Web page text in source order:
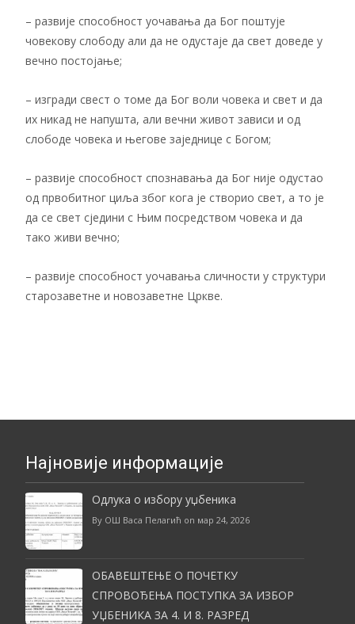
– развије способност уочавања да Бог поштује
човекову слободу али да не одустаје да свет доведе у
вечно постојање;
– изгради свест о томе да Бог воли човека и свет и да
их никад не напушта, али вечни живот зависи и од
слободе човека и његове заједнице с Богом;
– развије способност спознавања да Бог није одустао
од првобитног циља због кога је створио свет, а то је
да се свет сједини с Њим посредством човека и да
тако живи вечно;
– развије способност уочавања сличности у структури
старозаветне и новозаветне Цркве.
Најновије информације
Одлука о избору уџбеника
By ОШ Васа Пелагић on мар 24, 2026
ОБАВЕШТЕЊЕ О ПОЧЕТКУ
СПРОВОЂЕЊА ПОСТУПКА ЗА ИЗБОР
УЏБЕНИКА ЗА 4. И 8. РАЗРЕД